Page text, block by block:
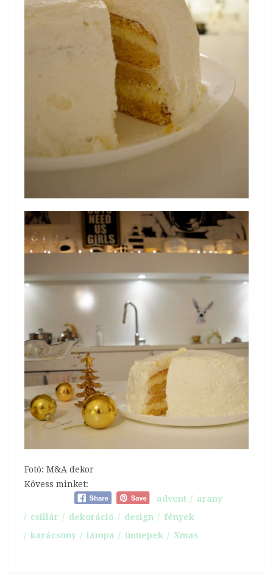
Fotó: M&A dekor
Kövess minket:
advent
arany
csillár
dekoráció design
fények
karácsony
lámpa ünnepek Xmas